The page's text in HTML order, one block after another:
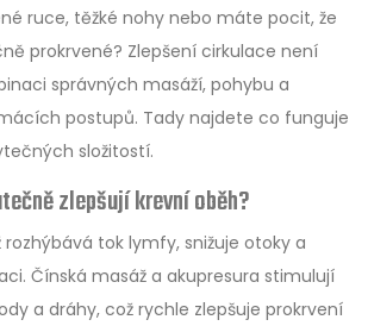
ruce, těžké nohy nebo máte pocit, že
prokrvené? Zlepšení cirkulace není
správných masáží, pohybu a
postupů. Tady najdete co funguje
složitostí.
zlepšují krevní oběh?
tok lymfy, snižuje otoky a
Čínská masáž a akupresura stimulují
a dráhy, což rychle zlepšuje prokrvení